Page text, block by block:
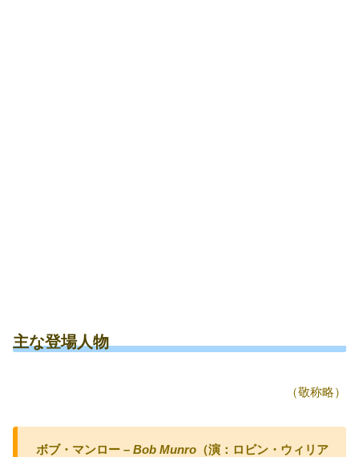
主な登場人物
（敬称略）
ボブ・マンロー – Bob Munro（演：ロビン・ウィリア